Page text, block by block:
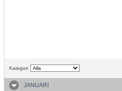
Kategori
JANUARI